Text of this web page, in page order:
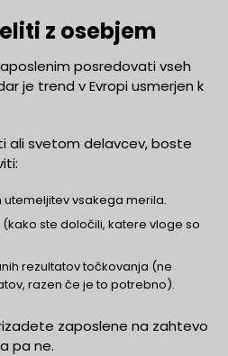
z osebjem
posredovati vseh
je trend v Evropi usmerjen k
ali svetom delavcev, boste
utemeljitev vsakega merila.
ste določili, katere vloge so
rezultatov točkovanja (ne
razen če je to potrebno).
zaposlene na zahtevo
pa ne.